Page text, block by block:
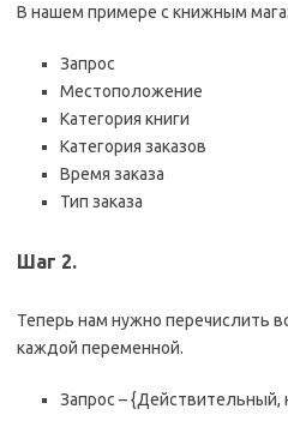
В нашем примере с книжным
Запрос
Местоположение
Категория книги
Категория заказов
Время заказа
Тип заказа
Шаг 2.
Теперь нам нужно перечислить
каждой переменной.
Запрос –